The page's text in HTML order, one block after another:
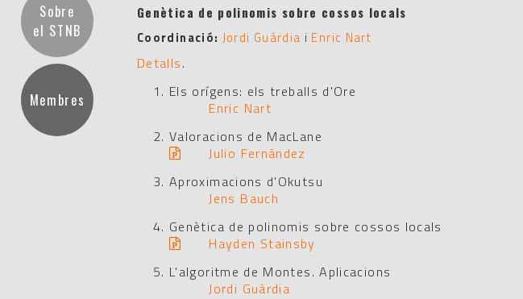
Sobre
el STNB
Membres
Genètica de polinomis sobre cossos locals
Coordinació: Jordi Guàrdia i Enric Nart
Detalls.
Els orígens: els treballs d'Ore
Enric Nart
Valoracions de MacLane
Julio Fernández
Aproximacions d'Okutsu
Jens Bauch
Genètica de polinomis sobre cossos locals
Hayden Stainsby
L'algoritme de Montes. Aplicacions
Jordi Guàrdia